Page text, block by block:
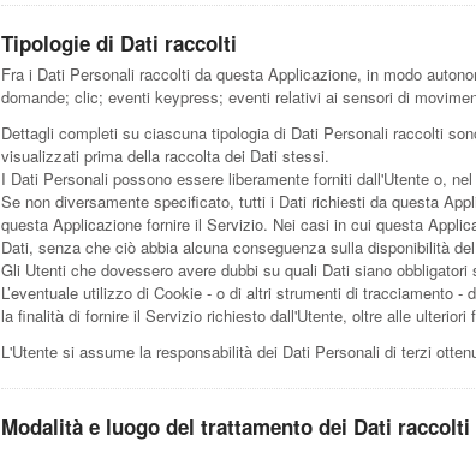
Tipologie di Dati raccolti
Fra i Dati Personali raccolti da questa Applicazione, in modo
domande; clic; eventi keypress; eventi relativi ai sensori di
Dettagli completi su ciascuna tipologia di Dati Personali raccolti
visualizzati prima della raccolta dei Dati stessi.
I Dati Personali possono essere liberamente forniti dall'Utente o,
Se non diversamente specificato, tutti i Dati richiesti da questa
questa Applicazione fornire il Servizio. Nei casi in cui questa
Dati, senza che ciò abbia alcuna conseguenza sulla disponibilità
Gli Utenti che dovessero avere dubbi su quali Dati siano
L’eventuale utilizzo di Cookie - o di altri strumenti di tracciamento
la finalità di fornire il Servizio richiesto dall'Utente, oltre alle
L'Utente si assume la responsabilità dei Dati Personali di terzi
Modalità e luogo del trattamento dei Dati raccolti